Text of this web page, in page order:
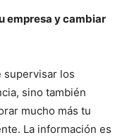
empresa y cambiar
supervisar los
sino también
mucho más tu
La información es